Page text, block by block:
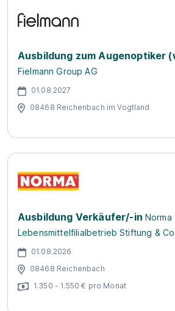
Ausbildung zum Augenoptiker
Fielmann Group AG
01.08.2027
08468 Reichenbach im Vogtland
Ausbildung Verkäufer/-in Norma
Lebensmittelfilialbetrieb Stiftung &
01.08.2026
08468 Reichenbach
1.350 - 1.550 € pro Monat